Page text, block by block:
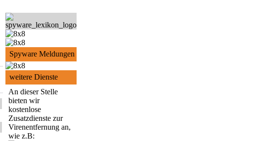
Spyware Meldungen
weitere Dienste
An dieser Stelle
bieten wir
kostenlose
Zusatzdienste zur
Virenentfernung an,
wie z.B: